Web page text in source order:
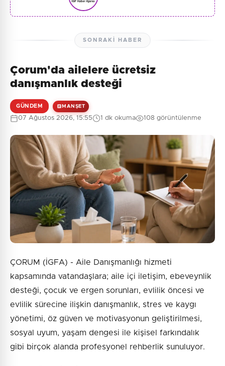
SONRAKI HABER
Çorum'da ailelere ücretsiz
danışmanlık desteği
GÜNDEM MANŞET
07 Ağustos 2026, 15:55 1 dk okuma 108 görüntülenme
ÇORUM (İGFA) - Aile Danışmanlığı hizmeti
kapsamında vatandaşlara; aile içi iletişim, ebeveynlik
desteği, çocuk ve ergen sorunları, evlilik öncesi ve
evlilik sürecine ilişkin danışmanlık, stres ve kaygı
yönetimi, öz güven ve motivasyonun geliştirilmesi,
sosyal uyum, yaşam dengesi ile kişisel farkındalık
gibi birçok alanda profesyonel rehberlik sunuluyor.